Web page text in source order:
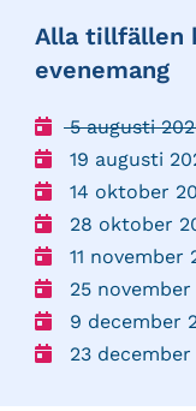
Alla tillfällen
evenemang
5 augusti
19 augusti
14 oktober
28 oktober
11 november
25 november
9 december
23 december